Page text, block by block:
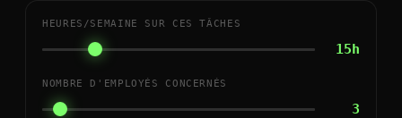
HEURES/SEMAINE SUR CES TÂCHES
15h
NOMBRE D'EMPLOYÉS CONCERNÉS
3